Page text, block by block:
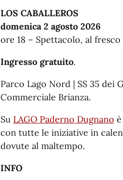
LOS CABALLEROS
domenica 2 agosto 2026
ore 18 – Spettacolo, al fresco
Ingresso gratuito.
Parco Lago Nord | SS 35 dei
Commerciale Brianza.
Su LAGO Paderno Dugnano
con tutte le iniziative in
dovute al maltempo.
INFO